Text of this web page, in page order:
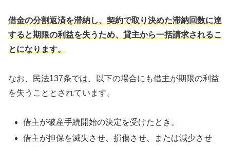
借金の分割返済を滞納し、契約で取り決めた滞納回数に達
すると期限の利益を失うため、貸主から一括請求されるこ
とになります。
なお、民法137条では、以下の場合にも借主が期限の利益
を失うこととされています。
借主が破産手続開始の決定を受けたとき。
借主が担保を滅失させ、損傷させ、または減少させ